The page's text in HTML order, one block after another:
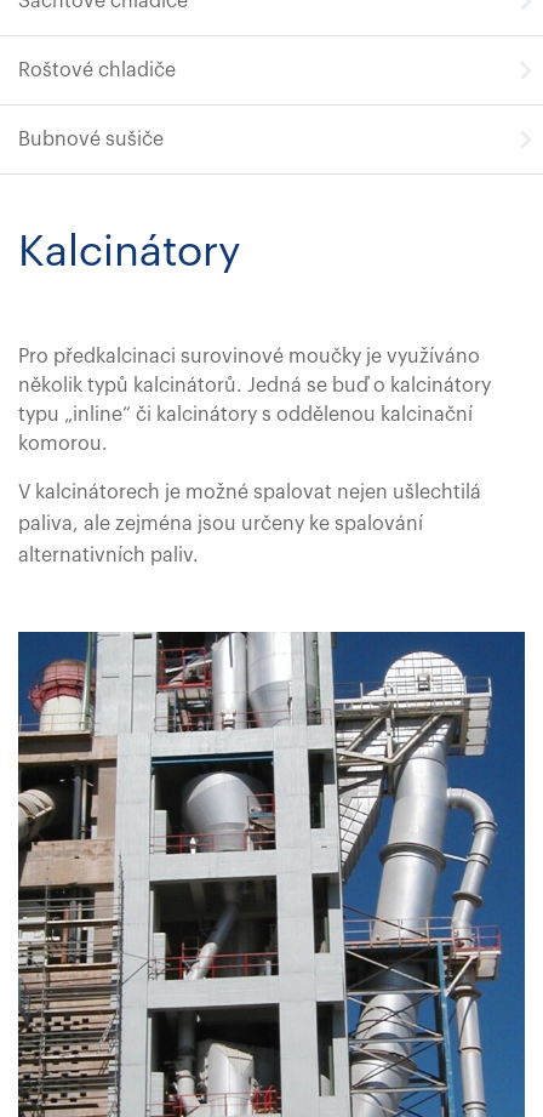
Roštové chladiče
Bubnové sušiče
Kalcinátory
Pro předkalcinaci surovinové moučky je využíváno
několik typů kalcinátorů. Jedná se buď o kalcinátory
typu „inline“ či kalcinátory s oddělenou kalcinační
komorou.
V kalcinátorech je možné spalovat nejen ušlechtilá
paliva, ale zejména jsou určeny ke spalování
alternativních paliv.